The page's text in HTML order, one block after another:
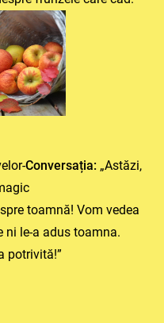
Conversația: „Astăzi,
toamnă! Vom vedea
ni le-a adus toamna.
potrivită!”